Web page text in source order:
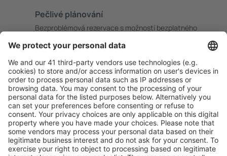
Pečlivé plánování
Bezproblémová rezervace s možností bezplatného
S námi ušetříte
Atraktivní ceny a speciální nabídky pro přihlášené
uživatele.
Ubytování dle vašeho gusta
Vyberte si z více než 1.3 milionu zařízení: hotelů,
apartmánů, chat a dalších.